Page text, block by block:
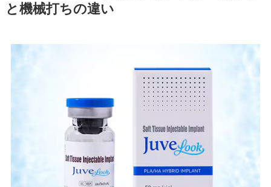
と機械打ちの違い